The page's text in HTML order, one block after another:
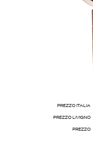
PREZZO ITALIA
PREZZO LIVIGNO
PREZZO